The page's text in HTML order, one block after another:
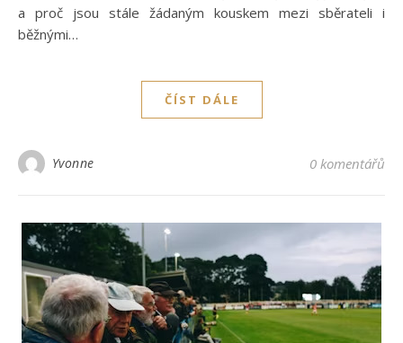
a proč jsou stále žádaným kouskem mezi sběrateli i
běžnými…
ČÍST DÁLE
Yvonne 0 komentářů